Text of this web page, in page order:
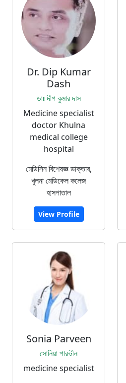
Dr. Dip Kumar
Dash
ডাঃ দীপ কুমার দাস
Medicine specialist
doctor Khulna
medical college
hospital
মেডিসিন বিশেষজ্ঞ ডাক্তার,
খুলনা মেডিকেল কলেজ
হাসপাতাল
View Profile
Sonia Parveen
সোনিয়া পারভীন
medicine specialist